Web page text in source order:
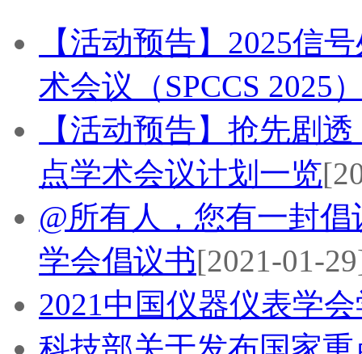
【活动预告】2025信
术会议（SPCCS 2025
【活动预告】抢先剧
点学术会议计划一览
@所有人，您有一封
学会倡议书[2021-01-
2021中国仪器仪表学